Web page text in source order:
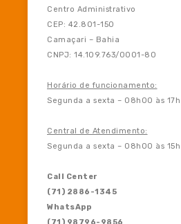
Centro Administrativo
CEP: 42.801-150
Camaçari – Bahia
CNPJ: 14.109.763/0001-80
Horário de funcionamento:
Segunda a sexta – 08h00 às 17h
Central de Atendimento:
Segunda a sexta – 08h00 às 15h
Call Center
(71) 2886-1345
WhatsApp